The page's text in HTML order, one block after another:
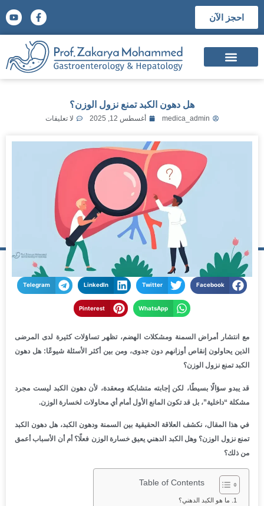
احجز الآن
هل دهون الكبد تمنع نزول الوزن؟
medica_admin أغسطس 12, 2025 لا تعليقات
Facebook
Twitter
LinkedIn
Telegram
WhatsApp
Pinterest
مع انتشار أمراض السمنة ومشكلات الهضم، تظهر تساؤلات كثيرة لدى المرضى
الذين يحاولون إنقاص أوزانهم دون جدوى، ومن بين أكثر الأسئلة شيوعًا: هل دهون
الكبد تمنع نزول الوزن؟
قد يبدو سؤالًا بسيطًا، لكن إجابته متشابكة ومعقدة، لأن دهون الكبد ليست مجرد
مشكلة “داخلية”، بل قد تكون المانع الأول أمام أي محاولات لخسارة الوزن.
في هذا المقال، نكشف العلاقة الحقيقية بين السمنة ودهون الكبد، هل دهون الكبد
تمنع نزول الوزن؟ وهل الكبد الدهني يعيق خسارة الوزن فعلًا؟ أم أن الأسباب أعمق
من ذلك؟
Table of Contents
ما هو الكبد الدهني؟